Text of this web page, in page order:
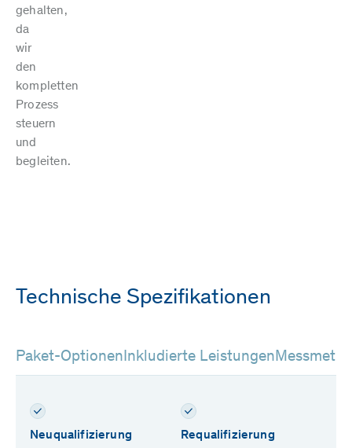
gehalten,
da
wir
den
kompletten
Prozess
steuern
und
begleiten.
Technische Spezifikationen
Paket-OptionenInkludierte Leistungen
Neuqualifizierung Requalifizierung